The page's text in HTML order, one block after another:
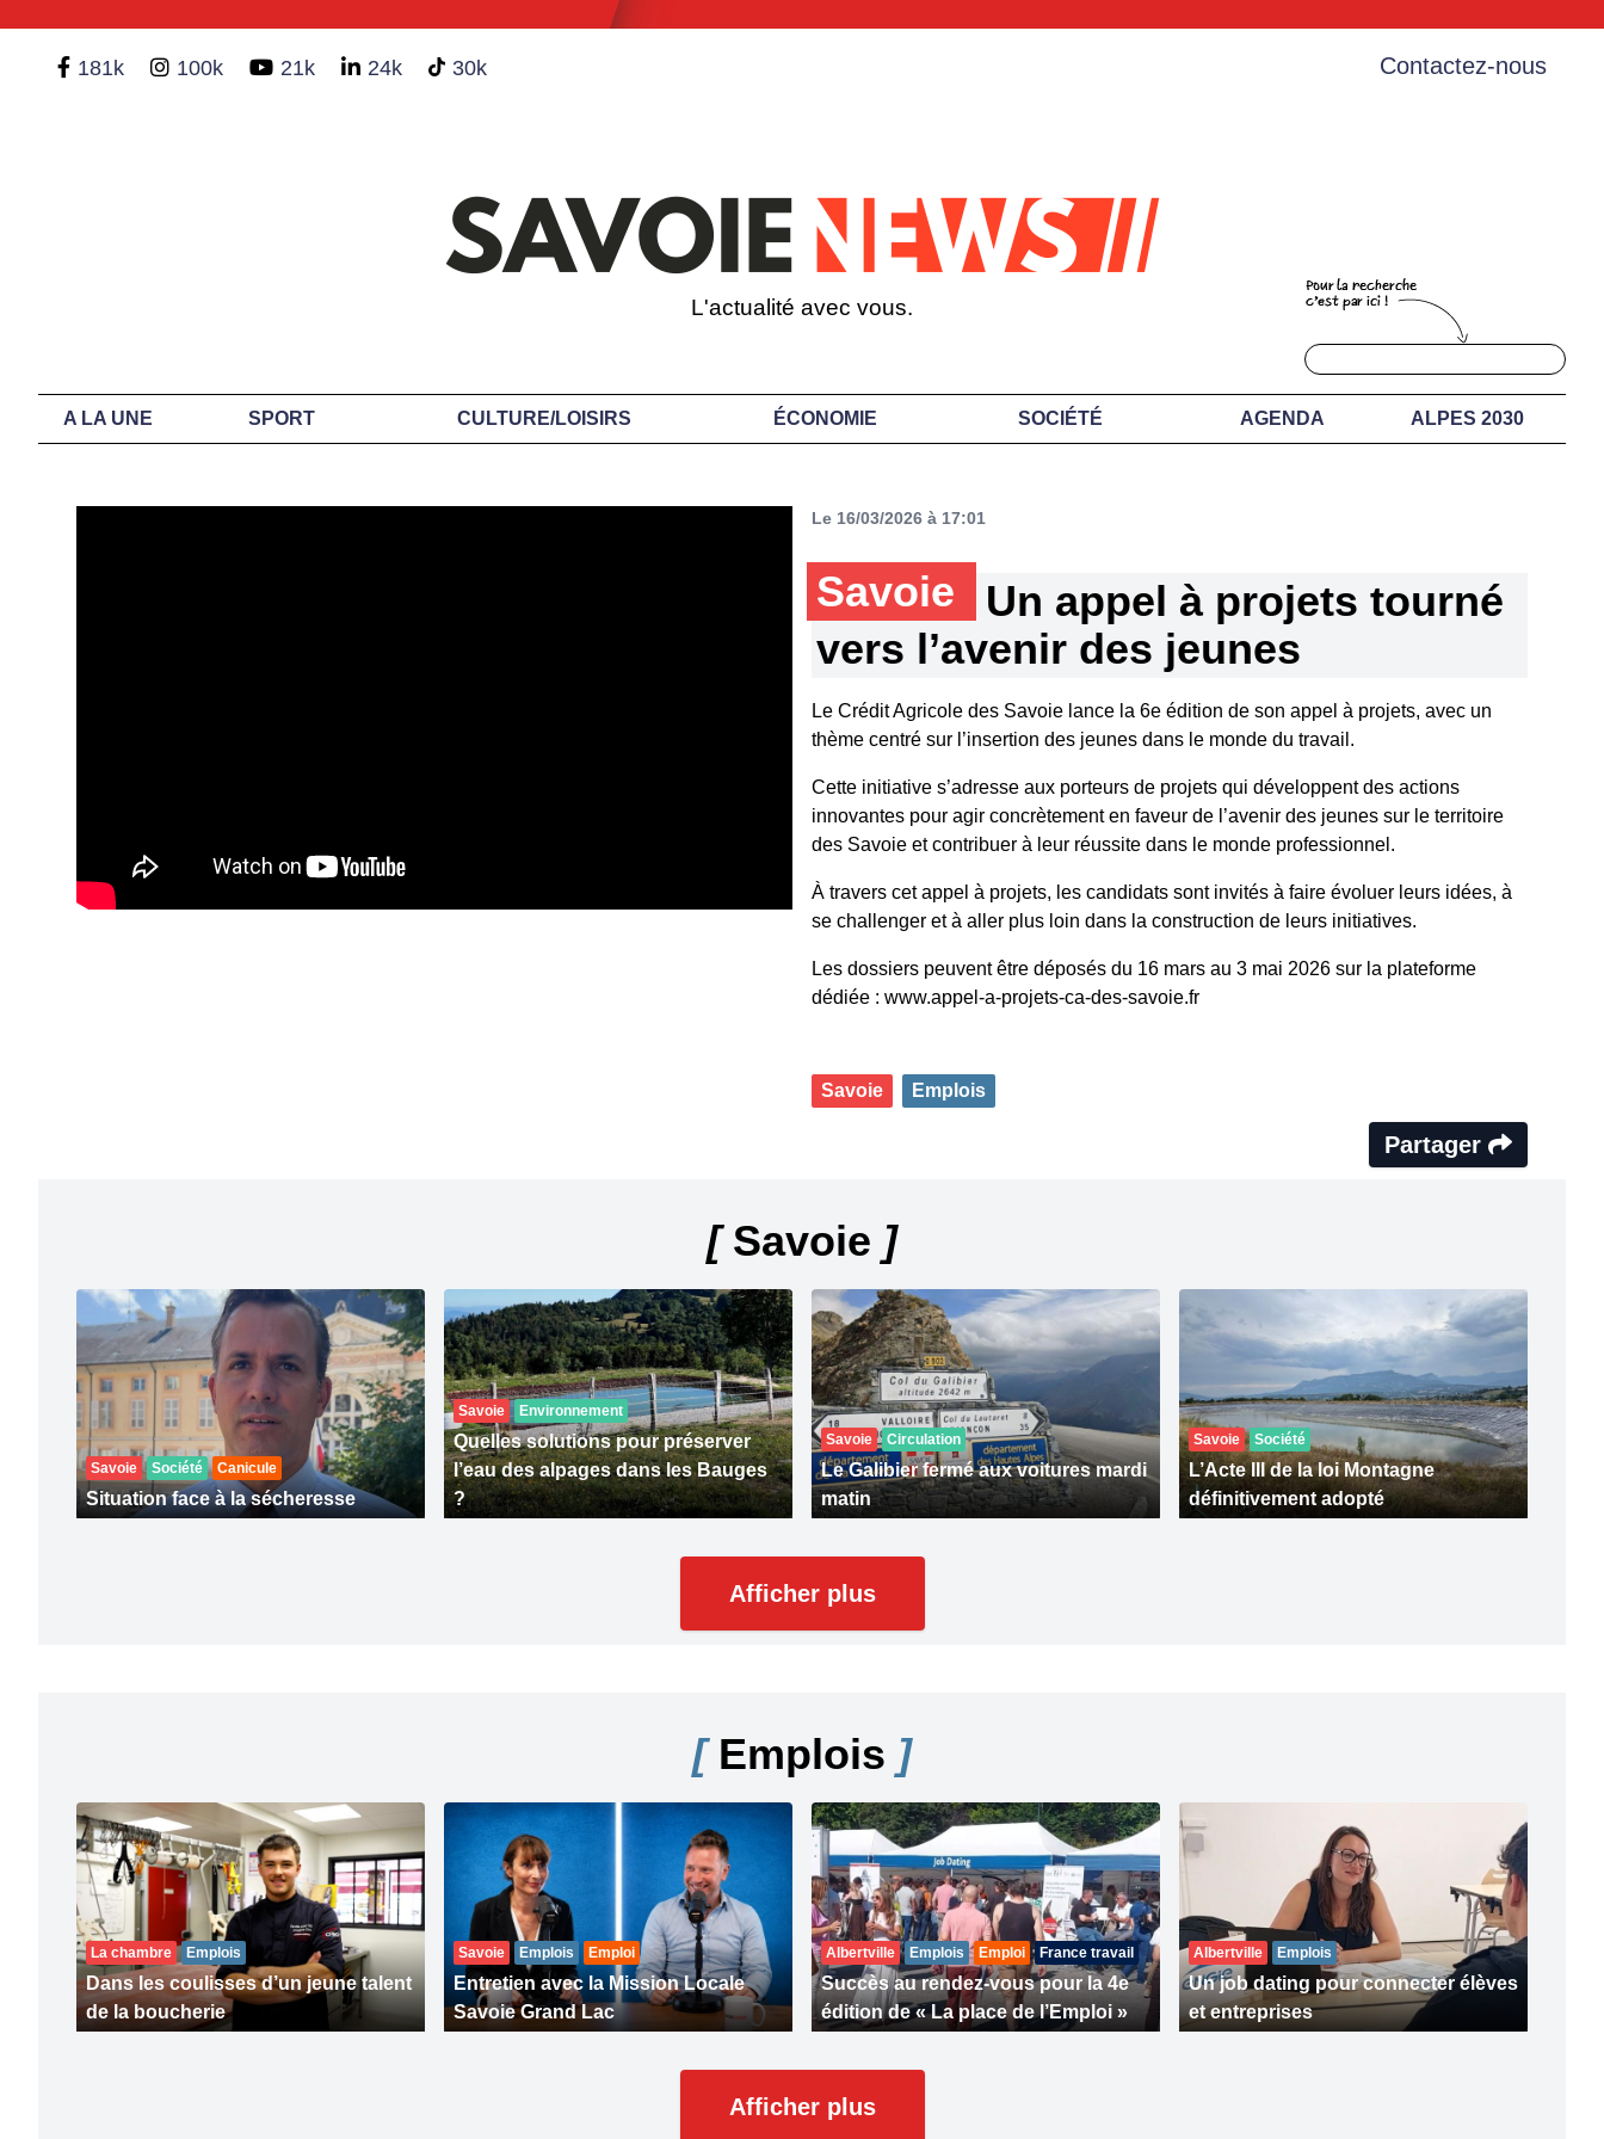
181k 100k 21k 24k 30k Contactez-nous
L'actualité avec vous.
A LA UNE SPORT CULTURE/LOISIRS ÉCONOMIE SOCIÉTÉ AGENDA ALPES 2030
Le 16/03/2026 à 17:01
Savoie
Un appel à projets tourné
vers l’avenir des jeunes
Le Crédit Agricole des Savoie lance la 6e édition de son appel à projets, avec un
thème centré sur l’insertion des jeunes dans le monde du travail.
Cette initiative s’adresse aux porteurs de projets qui développent des actions
innovantes pour agir concrètement en faveur de l’avenir des jeunes sur le territoire
des Savoie et contribuer à leur réussite dans le monde professionnel.
À travers cet appel à projets, les candidats sont invités à faire évoluer leurs idées, à
se challenger et à aller plus loin dans la construction de leurs initiatives.
Les dossiers peuvent être déposés du 16 mars au 3 mai 2026 sur la plateforme
dédiée : www.appel-a-projets-ca-des-savoie.fr
Savoie Emplois
Partager
[Savoie ]
Savoie Société Canicule
Situation face à la sécheresse
Savoie Environnement
Quelles solutions pour préserver
l’eau des alpages dans les Bauges
?
Savoie Circulation
Le Galibier fermé aux voitures mardi
matin
Savoie Société
L’Acte III de la loi Montagne
définitivement adopté
Afficher plus
[Emplois ]
La chambre Emplois
Dans les coulisses d’un jeune talent
de la boucherie
Savoie Emplois Emploi
Entretien avec la Mission Locale
Savoie Grand Lac
Albertville Emplois Emploi France travail
Succès au rendez-vous pour la 4e
édition de « La place de l’Emploi »
Albertville Emplois
Un job dating pour connecter élèves
et entreprises
Afficher plus